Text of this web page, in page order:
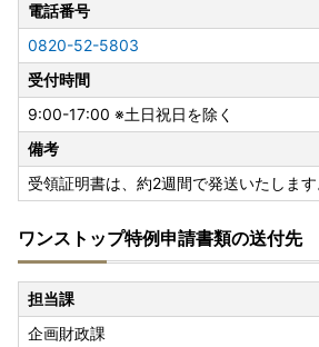
電話番号
0820-52-5803
受付時間
9:00-17:00 ※土日祝日を除く
備考
受領証明書は、約2週間で発送いたします
ワンストップ特例申請書類の送付先
担当課
企画財政課